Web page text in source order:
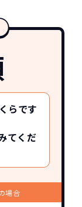
らです
てくだ
場合